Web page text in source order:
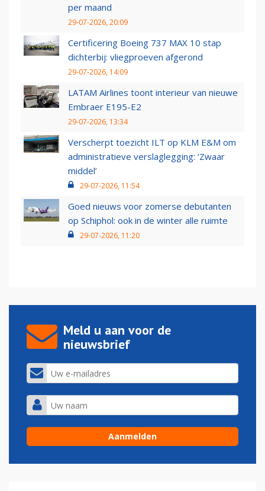
per maand
29-07-2026, 20:09
Certificering Boeing 737 MAX 10 stap
dichterbij: vliegproeven afgerond
29-07-2026, 14:09
LATAM Airlines toont interieur van nieuwe
Embraer E195-E2
29-07-2026, 13:34
Verscherpt toezicht ILT op KLM E&M om
administratieve verslaglegging: ‘Zwaar
middel’
29-07-2026, 11:54
Goed nieuws voor zomerse debutanten
op Schiphol: ook in de winter alle ruimte
29-07-2026, 11:20
Meld u aan voor de
nieuwsbrief